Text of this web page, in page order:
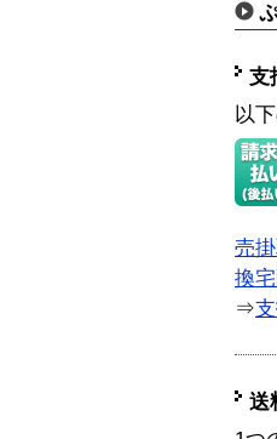
支
以
売
換
⇒
送